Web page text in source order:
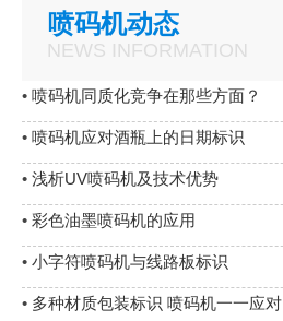
喷码机动态
NEWS INFORMATION
• 喷码机同质化竞争在那些方面？
• 喷码机应对酒瓶上的日期标识
• 浅析UV喷码机及技术优势
• 彩色油墨喷码机的应用
• 小字符喷码机与线路板标识
• 多种材质包装标识 喷码机一一应对